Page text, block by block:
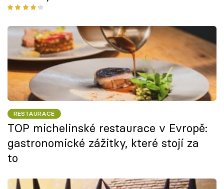
RESTAURACE
TOP michelinské restaurace v Evropě:
gastronomické zážitky, které stojí za
to